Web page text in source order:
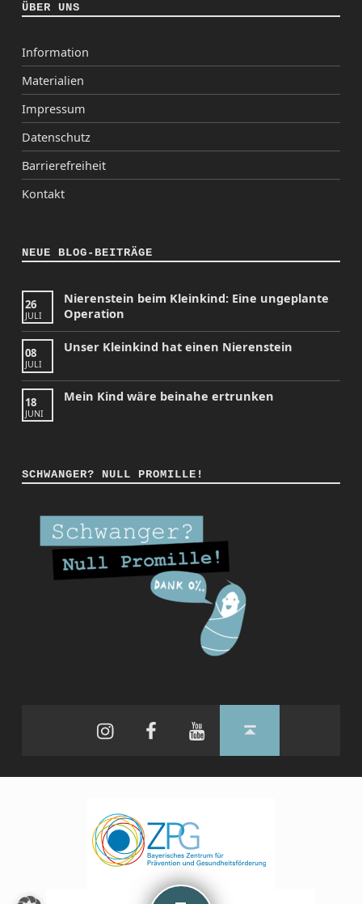
ÜBER UNS
Information
Materialien
Impressum
Datenschutz
Barrierefreiheit
Kontakt
NEUE BLOG-BEITRÄGE
26
JULI
Nierenstein beim Kleinkind: Eine ungeplante
Operation
08
JULI
Unser Kleinkind hat einen Nierenstein
18
JUNI
Mein Kind wäre beinahe ertrunken
SCHWANGER? NULL PROMILLE!
FacebookYouTubeBack to top ↑